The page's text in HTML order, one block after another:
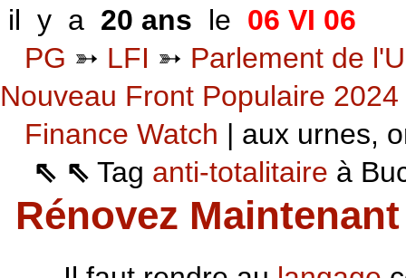
il y a 20 ans le 06 VI 06
PG ➳ LFI ➳ Parlement de
Nouveau Front Populaire 2024
Finance Watch | aux urnes,
⇖ ⇖ Tag anti-totalitaire à
Rénovez